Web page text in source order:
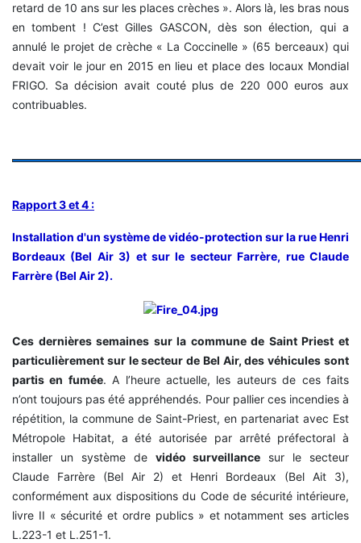
retard de 10 ans sur les places crèches ». Alors là, les bras nous
en tombent ! C’est Gilles GASCON, dès son élection, qui a
annulé le projet de crèche « La Coccinelle » (65 berceaux) qui
devait voir le jour en 2015 en lieu et place des locaux Mondial
FRIGO. Sa décision avait couté plus de 220 000 euros aux
contribuables.
Rapport 3 et 4 :
Installation d'un système de vidéo-protection sur la rue Henri
Bordeaux (Bel Air 3) et sur le secteur Farrère, rue Claude
Farrère (Bel Air 2).
Ces dernières semaines sur la commune de Saint Priest et
particulièrement sur le secteur de Bel Air, des véhicules sont
partis en fumée. A l’heure actuelle, les auteurs de ces faits
n’ont toujours pas été appréhendés. Pour pallier ces incendies à
répétition, la commune de Saint-Priest, en partenariat avec Est
Métropole Habitat, a été autorisée par arrêté préfectoral à
installer un système de vidéo surveillance sur le secteur
Claude Farrère (Bel Air 2) et Henri Bordeaux (Bel Ait 3),
conformément aux dispositions du Code de sécurité intérieure,
livre II « sécurité et ordre publics » et notamment ses articles
L.223-1 et L.251-1.